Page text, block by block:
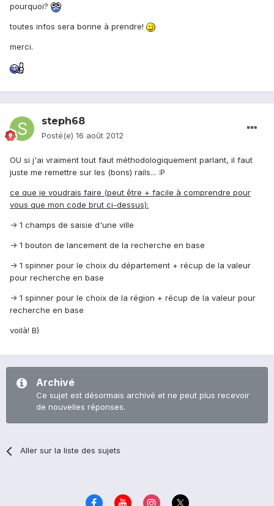
pourquoi?
toutes infos sera bonne à prendre!
merci.
steph68
Posté(e) 16 août 2012
OU si j'ai vraiment tout faut méthodologiquement parlant, il faut
juste me remettre sur les (bons) rails... :P
ce que je voudrais faire (peut être + facile à comprendre pour
vous que mon code brut ci-dessus):
-> 1 champs de saisie d'une ville
-> 1 bouton de lancement de la recherche en base
-> 1 spinner pour le choix du département + récup de la valeur
pour recherche en base
-> 1 spinner pour le choix de la région + récup de la valeur pour
recherche en base
voilà! B)
Archivé
Ce sujet est désormais archivé et ne peut plus recevoir
de nouvelles réponses.
Aller sur la liste des sujets